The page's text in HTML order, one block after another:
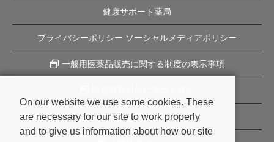
健康サポート薬局
プライバシーポリシー ソーシャルメディアポリシー
一般用医薬品販売に関する制度の表示事項
企業理念
On our website we use some cookies. These
are necessary for our site to work properly
and to give us information about how our site